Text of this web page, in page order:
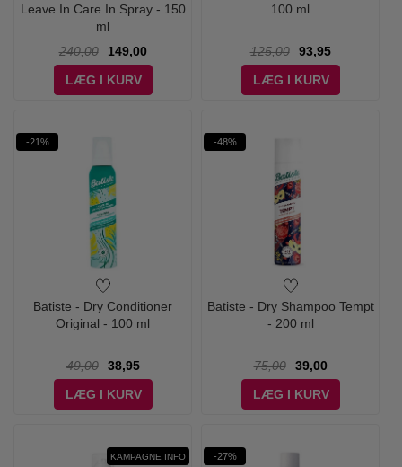
Leave In Care In Spray - 150
ml
240,00
149,00
LÆG I KURV
100 ml
125,00
93,95
LÆG I KURV
-21%
Batiste - Dry Conditioner
Original - 100 ml
49,00
38,95
LÆG I KURV
-48%
Batiste - Dry Shampoo Tempt
- 200 ml
75,00
39,00
LÆG I KURV
KAMPAGNE INFO -27%